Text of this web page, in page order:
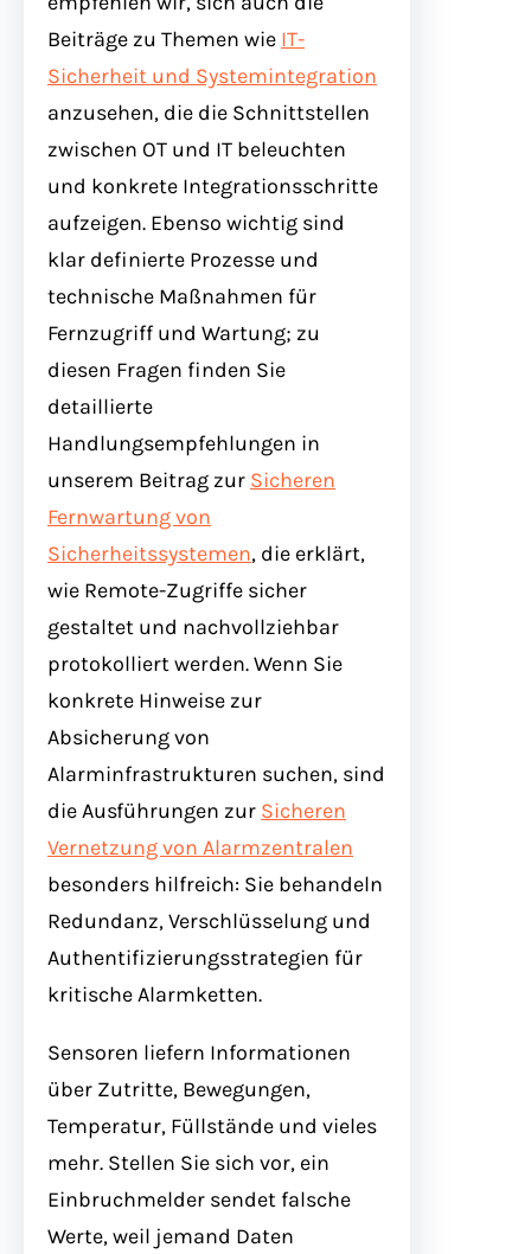
Beiträge zu Themen wie IT-
Sicherheit und Systemintegration
anzusehen, die die Schnittstellen
zwischen OT und IT beleuchten
und konkrete Integrationsschritte
aufzeigen. Ebenso wichtig sind
klar definierte Prozesse und
technische Maßnahmen für
Fernzugriff und Wartung; zu
diesen Fragen finden Sie
detaillierte
Handlungsempfehlungen in
unserem Beitrag zur Sicheren
Fernwartung von
Sicherheitssystemen, die erklärt,
wie Remote-Zugriffe sicher
gestaltet und nachvollziehbar
protokolliert werden. Wenn Sie
konkrete Hinweise zur
Absicherung von
Alarminfrastrukturen suchen, sind
die Ausführungen zur Sicheren
Vernetzung von Alarmzentralen
besonders hilfreich: Sie behandeln
Redundanz, Verschlüsselung und
Authentifizierungsstrategien für
kritische Alarmketten.
Sensoren liefern Informationen
über Zutritte, Bewegungen,
Temperatur, Füllstände und vieles
mehr. Stellen Sie sich vor, ein
Einbruchmelder sendet falsche
Werte, weil jemand Daten